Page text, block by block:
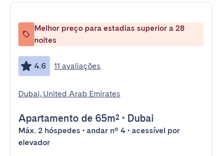
Melhor preço para estadias superior a 28
noites
4.6 11 avaliações
Dubai, United Arab Emirates
Apartamento de 65m² • Dubai
Máx. 2 hóspedes • andar nº 4 • acessível por
elevador